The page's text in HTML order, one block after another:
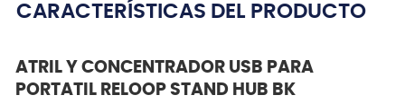
CARACTERÍSTICAS DEL PRODUCTO
ATRIL Y CONCENTRADOR USB PARA
PORTATIL RELOOP STAND HUB BK